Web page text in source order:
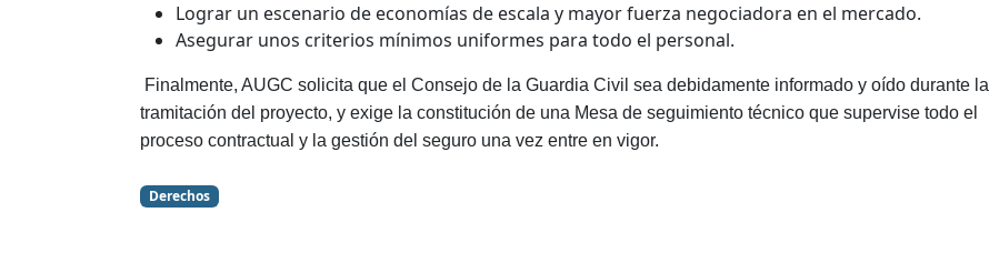
Lograr un escenario de economías de escala y mayor fuerza negociadora en el mercado.
Asegurar unos criterios mínimos uniformes para todo el personal.
Finalmente, AUGC solicita que el Consejo de la Guardia Civil sea debidamente informado y oído durante la
tramitación del proyecto, y exige la constitución de una Mesa de seguimiento técnico que supervise todo el
proceso contractual y la gestión del seguro una vez entre en vigor.
Derechos